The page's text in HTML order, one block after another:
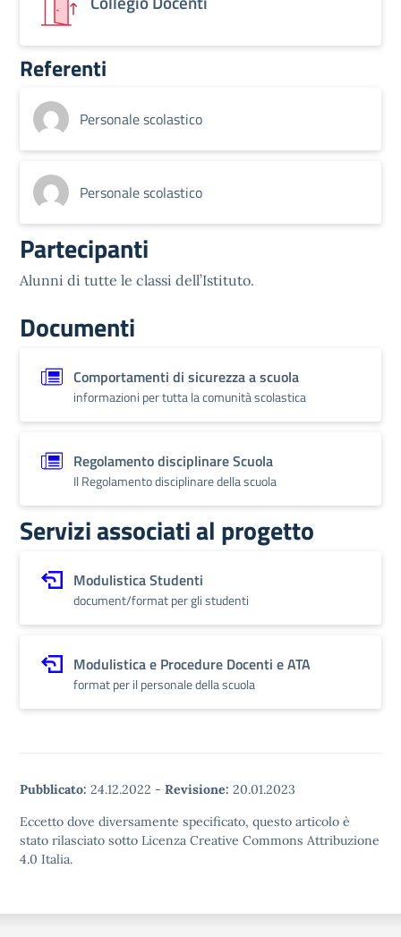
Referenti
Personale scolastico
Personale scolastico
Partecipanti
Alunni di tutte le classi dell’Istituto.
Documenti
Comportamenti di sicurezza a scuola
informazioni per tutta la comunità scolastica
Regolamento disciplinare Scuola
Il Regolamento disciplinare della scuola
Servizi associati al progetto
Modulistica Studenti
document/format per gli studenti
Modulistica e Procedure Docenti e ATA
format per il personale della scuola
Pubblicato: 24.12.2022 - Revisione: 20.01.2023
Eccetto dove diversamente specificato, questo articolo è
stato rilasciato sotto Licenza Creative Commons Attribuzione
4.0 Italia.